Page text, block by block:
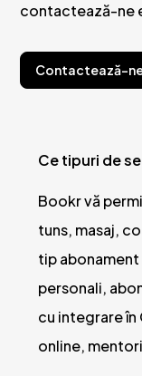
contactează-ne
Contactează-
Ce tipuri de
Bookr vă
tuns, masaj,
tip
personali,
cu integrare
online,